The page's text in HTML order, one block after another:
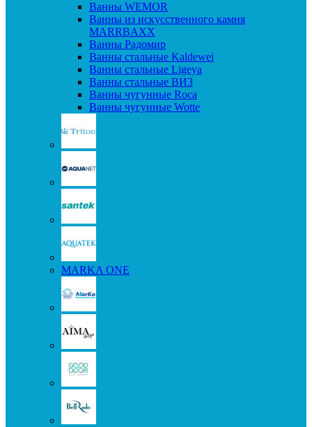
Ванны WEMOR
Ванны из искусственного камня
MARRBAXX
Ванны Радомир
Ванны стальные Kaldewei
Ванны стальные Ligeya
Ванны стальные ВИЗ
Ванны чугунные Roca
Ванны чугунные Wotte
MARKA ONE